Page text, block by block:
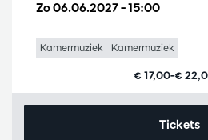
Zo 06.06.2027– 15:00
Kamermuziek Kamermuziek
€ 17,00–€
Tickets